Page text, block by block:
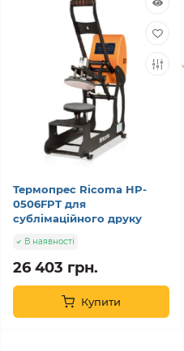
Термопрес Ricoma HP-
0506FPT для
сублімаційного друку
В наявності
26 403 грн.
Купити